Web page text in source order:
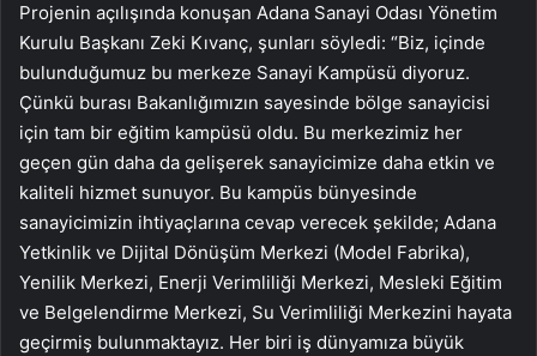
Projenin açılışında konuşan Adana Sanayi Odası Yönetim
Kurulu Başkanı Zeki Kıvanç, şunları söyledi: “Biz, içinde
bulunduğumuz bu merkeze Sanayi Kampüsü diyoruz.
Çünkü burası Bakanlığımızın sayesinde bölge sanayicisi
için tam bir eğitim kampüsü oldu. Bu merkezimiz her
geçen gün daha da gelişerek sanayicimize daha etkin ve
kaliteli hizmet sunuyor. Bu kampüs bünyesinde
sanayicimizin ihtiyaçlarına cevap verecek şekilde; Adana
Yetkinlik ve Dijital Dönüşüm Merkezi (Model Fabrika),
Yenilik Merkezi, Enerji Verimliliği Merkezi, Mesleki Eğitim
ve Belgelendirme Merkezi, Su Verimliliği Merkezini hayata
geçirmiş bulunmaktayız. Her biri iş dünyamıza büyük